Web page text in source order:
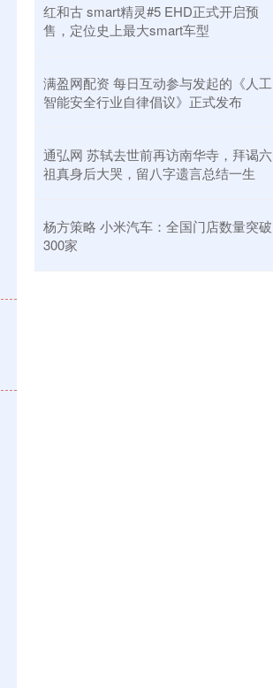
红和古 smart精灵#5 EHD正式开启预
售，定位史上最大smart车型
满盈网配资 每日互动参与发起的《人工
智能安全行业自律倡议》正式发布
通弘网 苏轼去世前再访南华寺，拜谒六
祖真身后大哭，留八字遗言总结一生
杨方策略 小米汽车：全国门店数量突破
300家